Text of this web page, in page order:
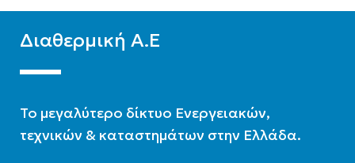
Διαθερμική Α.Ε
To μεγαλύτερο δίκτυο Ενεργειακών,
τεχνικών & καταστημάτων στην Ελλάδα.